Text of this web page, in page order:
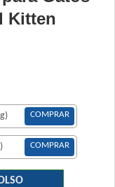
Kitten
COMPRAR
COMPRAR